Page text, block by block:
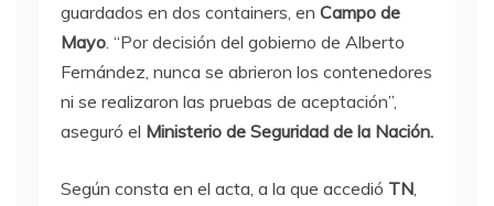
guardados en dos containers, en Campo de
Mayo. “Por decisión del gobierno de Alberto
Fernández, nunca se abrieron los contenedores
ni se realizaron las pruebas de aceptación”,
aseguró el Ministerio de Seguridad de la Nación.
Según consta en el acta, a la que accedió TN,